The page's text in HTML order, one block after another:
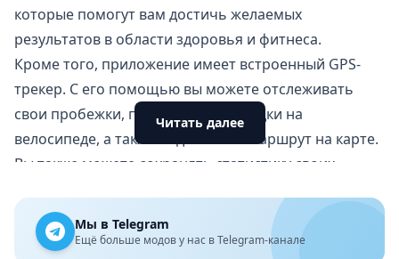
которые помогут вам достичь желаемых
результатов в области здоровья и фитнеса.
Кроме того, приложение имеет встроенный GPS-
трекер. С его помощью вы можете отслеживать
свои пробежки, прогулки или поездки на
велосипеде, а также видеть свой маршрут на карте.
Вы также можете сохранять статистику своих
сетях.
Преимущества
Читать далее
Мы в Telegram
Ещё больше модов у нас в Telegram-канале